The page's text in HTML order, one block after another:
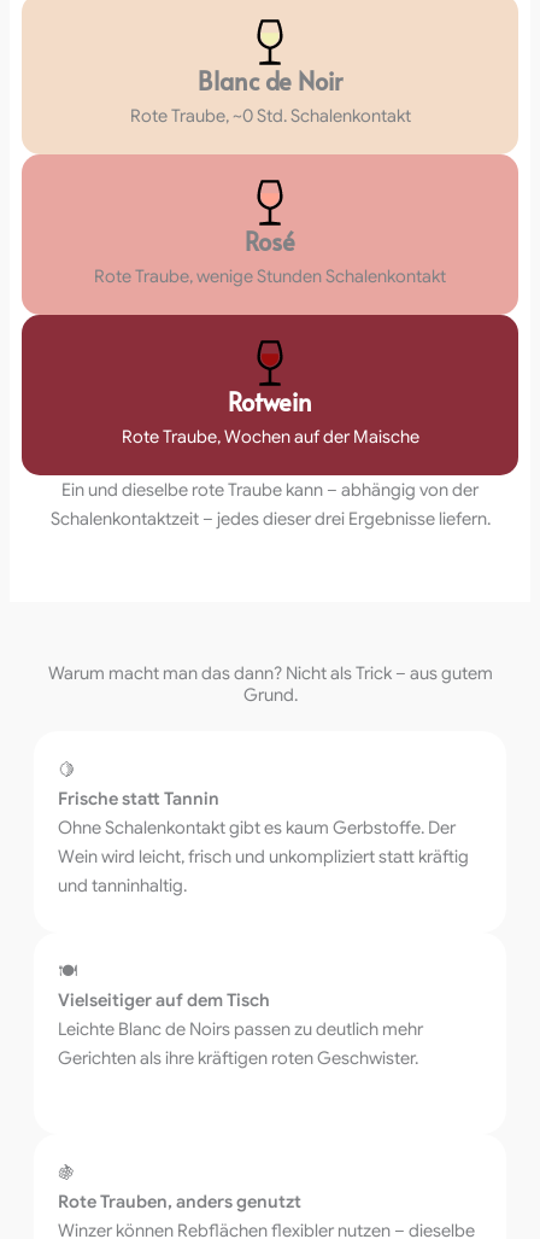
Blanc de Noir
Rote Traube, ~0 Std. Schalenkontakt
Rosé
Rote Traube, wenige Stunden Schalenkontakt
Rotwein
Rote Traube, Wochen auf der Maische
Ein und dieselbe rote Traube kann – abhängig von der
Schalenkontaktzeit – jedes dieser drei Ergebnisse liefern.
Warum macht man das dann? Nicht als Trick – aus gutem
Grund.
🍋
Frische statt Tannin
Ohne Schalenkontakt gibt es kaum Gerbstoffe. Der
Wein wird leicht, frisch und unkompliziert statt kräftig
und tanninhaltig.
🍽️
Vielseitiger auf dem Tisch
Leichte Blanc de Noirs passen zu deutlich mehr
Gerichten als ihre kräftigen roten Geschwister.
🍇
Rote Trauben, anders genutzt
Winzer können Rebflächen flexibler nutzen – dieselbe